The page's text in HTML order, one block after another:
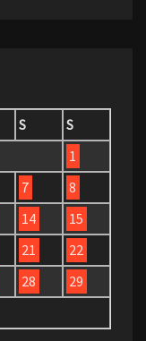
S
S
1
7
8
14
15
21
22
28
29